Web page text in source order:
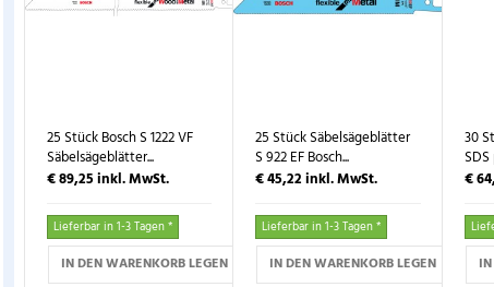
25 Stück Bosch S 1222 VF
Säbelsägeblätter...
€ 89,25inkl. MwSt.
Lieferbar in 1-3 Tagen *
IN DEN WARENKORB LEGEN
25 Stück Säbelsägeblätter
S 922 EF Bosch...
€ 45,22inkl. MwSt.
Lieferbar in 1-3 Tagen *
IN DEN WARENKORB LEGEN
30
€